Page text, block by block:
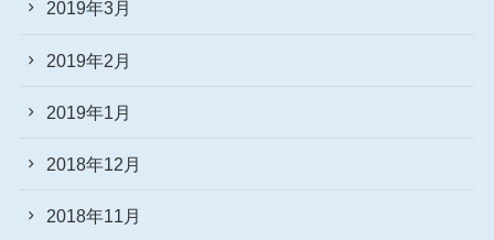
2019年3月
2019年2月
2019年1月
2018年12月
2018年11月